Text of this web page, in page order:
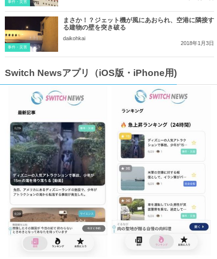
事件・災害
事件・災害
まさか！？ジェット機が風にあおられ、空港に隣接す
る建物の壁を突き破る
daikohkai
2018年1月3日
Switch Newsアプリ（iOS版・iPhone用)